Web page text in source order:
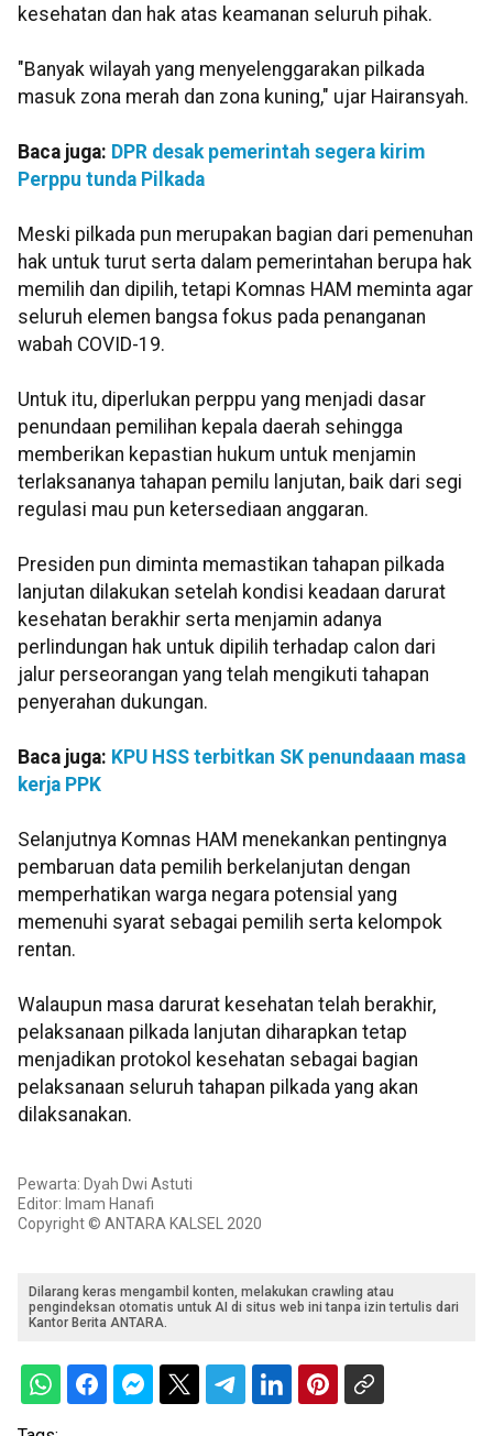
kesehatan dan hak atas keamanan seluruh pihak.
"Banyak wilayah yang menyelenggarakan pilkada
masuk zona merah dan zona kuning," ujar Hairansyah.
Baca juga: DPR desak pemerintah segera kirim
Perppu tunda Pilkada
Meski pilkada pun merupakan bagian dari pemenuhan
hak untuk turut serta dalam pemerintahan berupa hak
memilih dan dipilih, tetapi Komnas HAM meminta agar
seluruh elemen bangsa fokus pada penanganan
wabah COVID-19.
Untuk itu, diperlukan perppu yang menjadi dasar
penundaan pemilihan kepala daerah sehingga
memberikan kepastian hukum untuk menjamin
terlaksananya tahapan pemilu lanjutan, baik dari segi
regulasi mau pun ketersediaan anggaran.
Presiden pun diminta memastikan tahapan pilkada
lanjutan dilakukan setelah kondisi keadaan darurat
kesehatan berakhir serta menjamin adanya
perlindungan hak untuk dipilih terhadap calon dari
jalur perseorangan yang telah mengikuti tahapan
penyerahan dukungan.
Baca juga: KPU HSS terbitkan SK penundaaan masa
kerja PPK
Selanjutnya Komnas HAM menekankan pentingnya
pembaruan data pemilih berkelanjutan dengan
memperhatikan warga negara potensial yang
memenuhi syarat sebagai pemilih serta kelompok
rentan.
Walaupun masa darurat kesehatan telah berakhir,
pelaksanaan pilkada lanjutan diharapkan tetap
menjadikan protokol kesehatan sebagai bagian
pelaksanaan seluruh tahapan pilkada yang akan
dilaksanakan.
Pewarta: Dyah Dwi Astuti
Editor: Imam Hanafi
Copyright © ANTARA KALSEL 2020
Dilarang keras mengambil konten, melakukan crawling atau
pengindeksan otomatis untuk AI di situs web ini tanpa izin tertulis dari
Kantor Berita ANTARA.